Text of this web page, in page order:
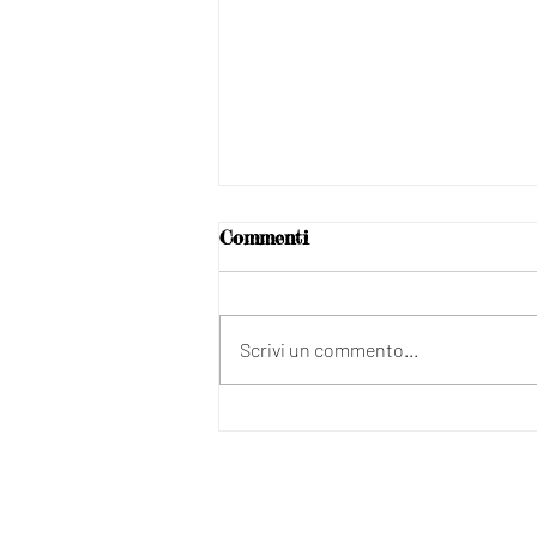
Commenti
Scrivi un commento...